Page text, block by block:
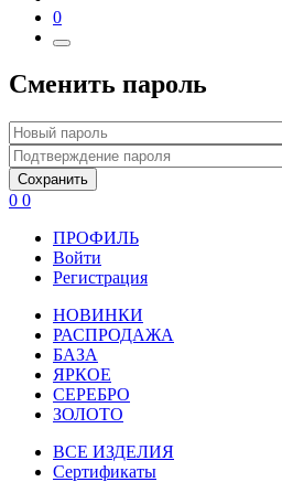
0
Сменить пароль
Сохранить
0 0
ПРОФИЛЬ
Войти
Регистрация
НОВИНКИ
РАСПРОДАЖА
БАЗА
ЯРКОЕ
СЕРЕБРО
ЗОЛОТО
ВСЕ ИЗДЕЛИЯ
Сертификаты